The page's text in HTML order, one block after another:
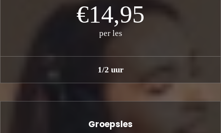
€14,95
per les
1/2 uur
Groepsles